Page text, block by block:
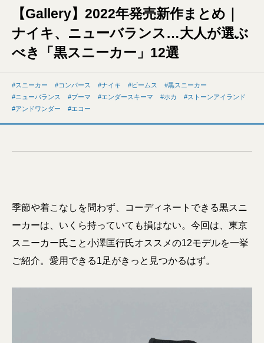
【Gallery】2022年発売新作まとめ｜
ナイキ、ニューバランス…大人が選ぶ
べき「黒スニーカー」12選
スニーカー コンバース ナイキ ビームス
黒スニーカー
ニューバランス
プーマ エンダースキーマ ホカ
ストーンアイランド
アンドワンダー
エコー
季節や着こなしを問わず、コーディネートできる黒スニ
ーカーは、いくら持っていても損はない。今回は、東京
スニーカー氏こと小澤匡行氏オススメの12モデルを一挙
ご紹介。愛用できる1足がきっと見つかるはず。